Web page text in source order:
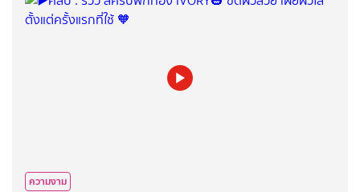
ความงาม